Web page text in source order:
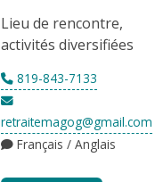
Lieu de rencontre,
activités diversifiées
819-843-7133
retraitemagog@gmail.com
Français / Anglais